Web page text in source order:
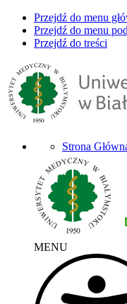
Przejdź do menu
Przejdź do menu
Przejdź do treści
Strona
MENU